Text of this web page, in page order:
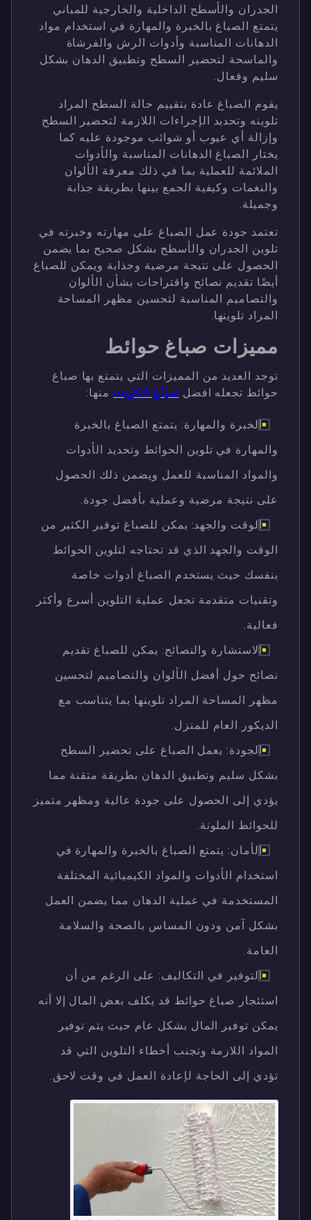
الجدران والأسطح الداخلية والخارجية للمباني
يتمتع الصباغ بالخبرة والمهارة في استخدام مواد
الدهانات المناسبة وأدوات الرش والفرشاة
والماسحة لتحضير السطح وتطبيق الدهان بشكل
سليم وفعال.
يقوم الصباغ عادة بتقييم حالة السطح المراد
تلوينه وتحديد الإجراءات اللازمة لتحضير السطح
وإزالة أي عيوب أو شوائب موجودة عليه كما
يختار الصباغ الدهانات المناسبة والأدوات
الملائمة للعملية بما في ذلك معرفة الألوان
والنغمات وكيفية الجمع بينها بطريقة جذابة
وجميلة.
تعتمد جودة عمل الصباغ على مهارته وخبرته في
تلوين الجدران والأسطح بشكل صحيح بما يضمن
الحصول على نتيجة مرضية وجذابة ويمكن للصباغ
أيضًا تقديم نصائح واقتراحات بشأن الألوان
والتصاميم المناسبة لتحسين مظهر المساحة
المراد تلوينها.
مميزات صباغ حوائط
توجد العديد من المميزات التي يتمتع بها صباغ
حوائط تجعله افضل صباغ الكويت منها:
الخبرة والمهارة: يتمتع الصباغ بالخبرة
والمهارة في تلوين الحوائط وتحديد الأدوات
والمواد المناسبة للعمل ويضمن ذلك الحصول
على نتيجة مرضية وعملية بأفضل جودة.
الوقت والجهد: يمكن للصباغ توفير الكثير من
الوقت والجهد الذي قد تحتاجه لتلوين الحوائط
بنفسك حيث يستخدم الصباغ أدوات خاصة
وتقنيات متقدمة تجعل عملية التلوين أسرع وأكثر
فعالية.
الاستشارة والنصائح: يمكن للصباغ تقديم
نصائح حول أفضل الألوان والتصاميم لتحسين
مظهر المساحة المراد تلوينها بما يتناسب مع
الديكور العام للمنزل.
الجودة: يعمل الصباغ على تحضير السطح
بشكل سليم وتطبيق الدهان بطريقة متقنة مما
يؤدي إلى الحصول على جودة عالية ومظهر متميز
للحوائط الملونة.
الأمان: يتمتع الصباغ بالخبرة والمهارة في
استخدام الأدوات والمواد الكيميائية المختلفة
المستخدمة في عملية الدهان مما يضمن العمل
بشكل آمن ودون المساس بالصحة والسلامة
العامة.
التوفير في التكاليف: على الرغم من أن
استئجار صباغ حوائط قد يكلف بعض المال إلا أنه
يمكن توفير المال بشكل عام حيث يتم توفير
المواد اللازمة وتجنب أخطاء التلوين التي قد
تؤدي إلى الحاجة لإعادة العمل في وقت لاحق.